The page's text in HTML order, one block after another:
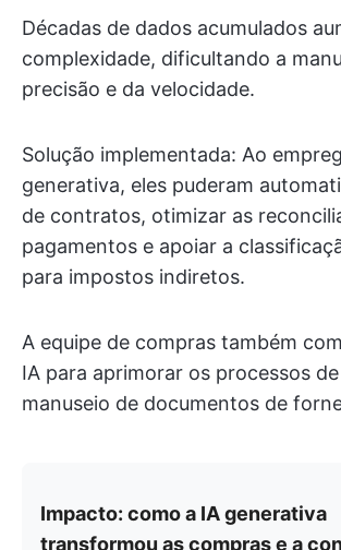
Décadas de dados acumulados
complexidade, dificultando a
precisão e da velocidade.
Solução implementada: Ao
generativa, eles puderam
de contratos, otimizar as
pagamentos e apoiar a
para impostos indiretos.
A equipe de compras também
IA para aprimorar os processos de
manuseio de documentos de
Impacto: como a IA generativa
transformou as compras e a